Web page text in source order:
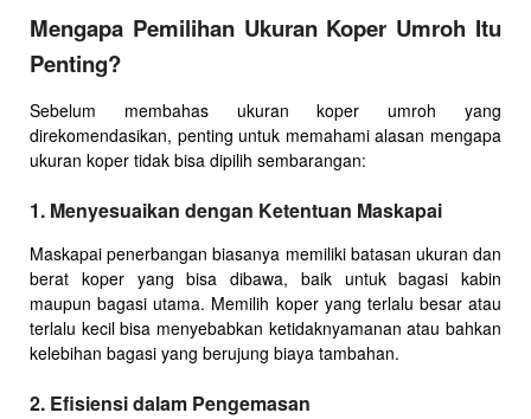
Mengapa Pemilihan Ukuran Koper Umroh Itu
Penting?
Sebelum membahas ukuran koper umroh yang
direkomendasikan, penting untuk memahami alasan mengapa
ukuran koper tidak bisa dipilih sembarangan:
1. Menyesuaikan dengan Ketentuan Maskapai
Maskapai penerbangan biasanya memiliki batasan ukuran dan
berat koper yang bisa dibawa, baik untuk bagasi kabin
maupun bagasi utama. Memilih koper yang terlalu besar atau
terlalu kecil bisa menyebabkan ketidaknyamanan atau bahkan
kelebihan bagasi yang berujung biaya tambahan.
2. Efisiensi dalam Pengemasan